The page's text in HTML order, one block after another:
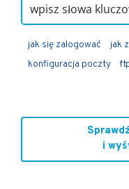
jak się zalogować jak
konfiguracja poczty
i